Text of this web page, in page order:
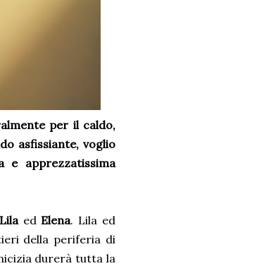
per il caldo,
asfissiante, voglio
e apprezzatissima
Lila edElena. Lila ed
della periferia di
durerà tutta la